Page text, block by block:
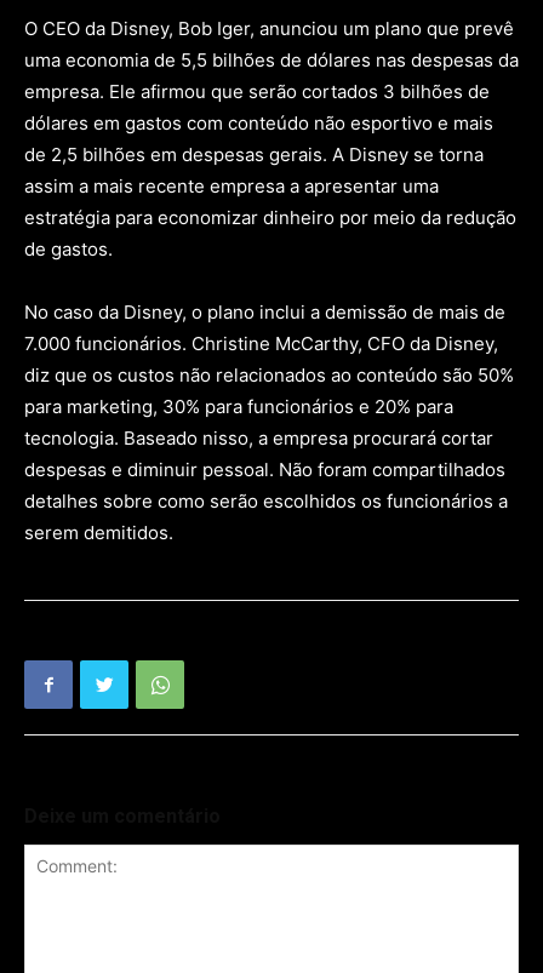
O CEO da Disney, Bob Iger, anunciou um plano que prevê
uma economia de 5,5 bilhões de dólares nas despesas da
empresa. Ele afirmou que serão cortados 3 bilhões de
dólares em gastos com conteúdo não esportivo e mais
de 2,5 bilhões em despesas gerais. A Disney se torna
assim a mais recente empresa a apresentar uma
estratégia para economizar dinheiro por meio da redução
de gastos.
No caso da Disney, o plano inclui a demissão de mais de
7.000 funcionários. Christine McCarthy, CFO da Disney,
diz que os custos não relacionados ao conteúdo são 50%
para marketing, 30% para funcionários e 20% para
tecnologia. Baseado nisso, a empresa procurará cortar
despesas e diminuir pessoal. Não foram compartilhados
detalhes sobre como serão escolhidos os funcionários a
serem demitidos.